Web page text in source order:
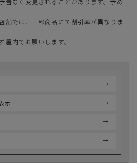
舗では、一部商品にて割引率が異なりま
屋内でお願いします。
示